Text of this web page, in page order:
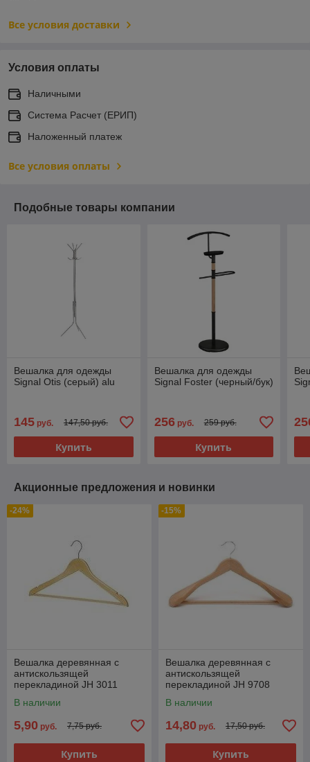
Все условия доставки
Условия оплаты
Наличными
Система Расчет (ЕРИП)
Наложенный платеж
Все условия оплаты
Подобные товары компании
Вешалка для одежды
Signal Otis (серый) alu
145 руб. 147,50 руб.
Купить
Вешалка для одежды
Signal Foster (черный/бук)
256руб. 259 руб.
Купить
Акционные предложения и новинки
-24%
Вешалка деревянная с
антискользящей
перекладиной JH 3011
В наличии
5,90 руб. 7,75 руб.
Купить
-15%
Вешалка деревянная с
антискользящей
перекладиной JH 9708
В наличии
14,80 руб. 17,50 руб.
Купить